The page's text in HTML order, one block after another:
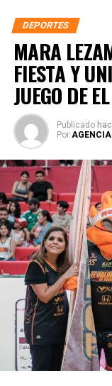
En concordancia
y Desarrollo,
Espinosa, ambas
educación y el
garantizar que las
que fortalezcan su
Arzate Hop
una prioridad
proyectan
acceder a
DEPORTES
MARA
FIESTA Y
JUEGO DE
Publicado
Por